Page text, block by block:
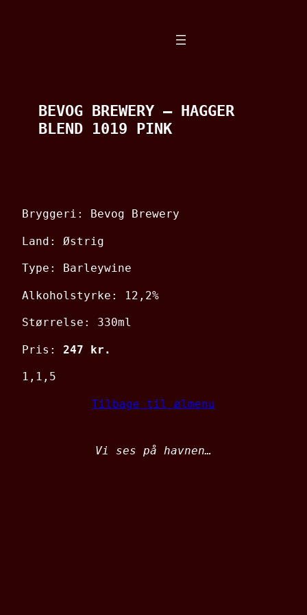
BEVOG BREWERY – HAGGER
BLEND 1019 PINK
Bryggeri: Bevog Brewery
Land: Østrig
Type: Barleywine
Alkoholstyrke: 12,2%
Størrelse: 330ml
Pris: 247 kr.
1,1,5
Tilbage til ølmenu
Vi ses på havnen…